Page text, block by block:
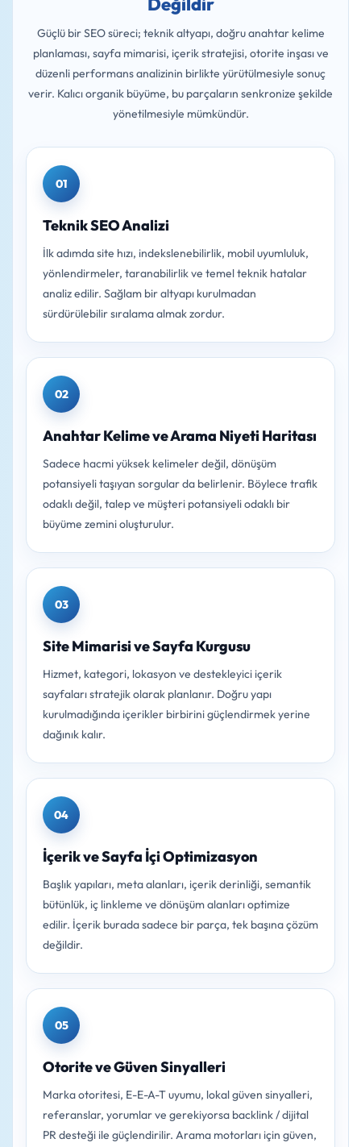
Güçlü bir SEO süreci; teknik altyapı, doğru anahtar kelime
planlaması, sayfa mimarisi, içerik stratejisi, otorite inşası ve
düzenli performans analizinin birlikte yürütülmesiyle sonuç
verir. Kalıcı organik büyüme, bu parçaların senkronize şekilde
yönetilmesiyle mümkündür.
01
Teknik SEO Analizi
İlk adımda site hızı, indekslenebilirlik, mobil uyumluluk,
yönlendirmeler, taranabilirlik ve temel teknik hatalar
analiz edilir. Sağlam bir altyapı kurulmadan
sürdürülebilir sıralama almak zordur.
02
Anahtar Kelime ve Arama Niyeti Haritası
Sadece hacmi yüksek kelimeler değil, dönüşüm
potansiyeli taşıyan sorgular da belirlenir. Böylece trafik
odaklı değil, talep ve müşteri potansiyeli odaklı bir
büyüme zemini oluşturulur.
03
Site Mimarisi ve Sayfa Kurgusu
Hizmet, kategori, lokasyon ve destekleyici içerik
sayfaları stratejik olarak planlanır. Doğru yapı
kurulmadığında içerikler birbirini güçlendirmek yerine
dağınık kalır.
04
İçerik ve Sayfa İçi Optimizasyon
Başlık yapıları, meta alanları, içerik derinliği, semantik
bütünlük, iç linkleme ve dönüşüm alanları optimize
edilir. İçerik burada sadece bir parça, tek başına çözüm
değildir.
05
Otorite ve Güven Sinyalleri
Marka otoritesi, E-E-A-T uyumu, lokal güven sinyalleri,
referanslar, yorumlar ve gerekiyorsa backlink / dijital
PR desteği ile güçlendirilir. Arama motorları için güven,